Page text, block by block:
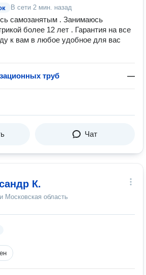
В сети 2 мин. назад
самозанятым . Занимаюсь
более 12 лет . Гарантия на все
к вам в любое удобное для вас
труб —
Чат
К.
Московская область